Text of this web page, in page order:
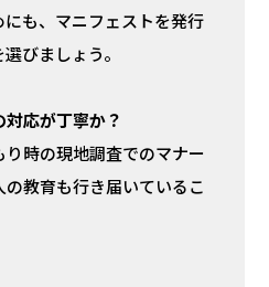
も、マニフェストを発行
びましょう。
対応が丁寧か？
時の現地調査でのマナー
教育も行き届いているこ